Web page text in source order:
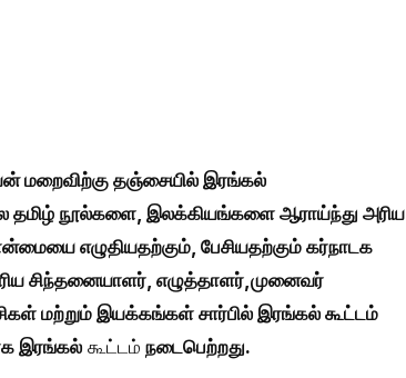
மறைவிற்கு தஞ்சையில் இரங்கல்
தமிழ் நூல்களை, இலக்கியங்களை ஆராய்ந்து அரிய
எழுதியதற்கும், பேசியதற்கும் கர்நாடக
சிந்தனையாளர், எழுத்தாளர்,முனைவர்
மற்றும் இயக்கங்கள் சார்பில் இரங்கல் கூட்டம்
இரங்கல் கூட்டம் நடைபெற்றது.